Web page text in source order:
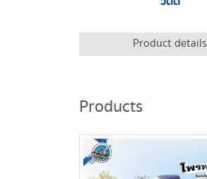
Product details
Products